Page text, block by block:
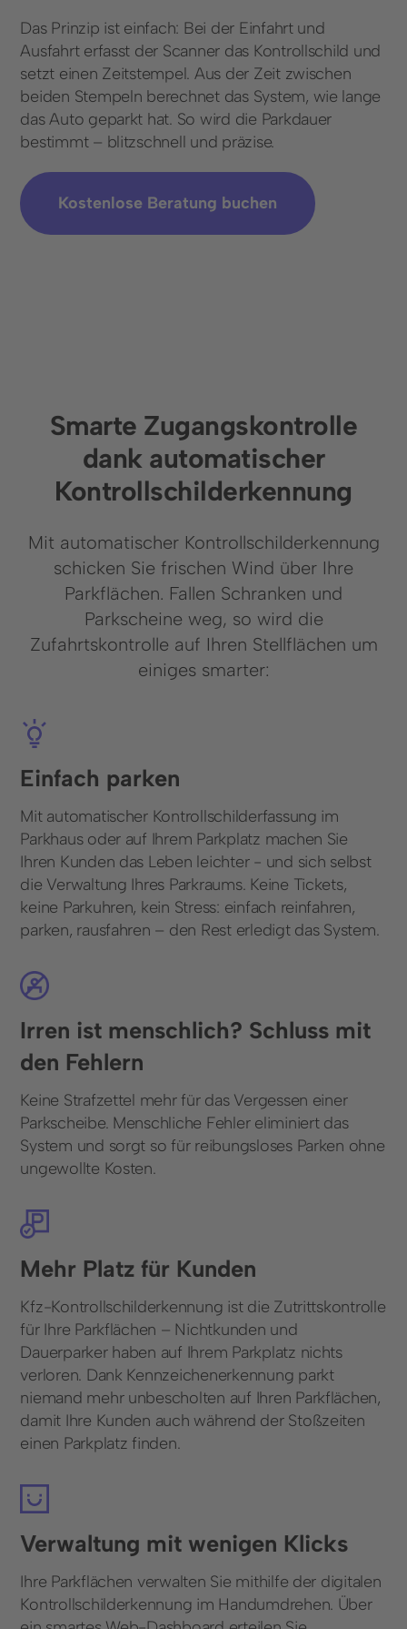
Das Prinzip ist einfach: Bei der Einfahrt und
Ausfahrt erfasst der Scanner das Kontrollschild und
setzt einen Zeitstempel. Aus der Zeit zwischen
beiden Stempeln berechnet das System, wie lange
das Auto geparkt hat. So wird die Parkdauer
bestimmt – blitzschnell und präzise.
Kostenlose Beratung buchen
Smarte Zugangskontrolle
dank automatischer
Kontrollschilderkennung
Mit automatischer Kontrollschilderkennung
schicken Sie frischen Wind über Ihre
Parkflächen. Fallen Schranken und
Parkscheine weg, so wird die
Zufahrtskontrolle auf Ihren Stellflächen um
einiges smarter:
Einfach parken
Mit automatischer Kontrollschilderfassung im
Parkhaus oder auf Ihrem Parkplatz machen Sie
Ihren Kunden das Leben leichter - und sich selbst
die Verwaltung Ihres Parkraums. Keine Tickets,
keine Parkuhren, kein Stress: einfach reinfahren,
parken, rausfahren – den Rest erledigt das System.
Irren ist menschlich? Schluss mit
den Fehlern
Keine Strafzettel mehr für das Vergessen einer
Parkscheibe. Menschliche Fehler eliminiert das
System und sorgt so für reibungsloses Parken ohne
ungewollte Kosten.
Mehr Platz für Kunden
Kfz-Kontrollschilderkennung ist die Zutrittskontrolle
für Ihre Parkflächen – Nichtkunden und
Dauerparker haben auf Ihrem Parkplatz nichts
verloren. Dank Kennzeichenerkennung parkt
niemand mehr unbescholten auf Ihren Parkflächen,
damit Ihre Kunden auch während der Stoßzeiten
einen Parkplatz finden.
Verwaltung mit wenigen Klicks
Ihre Parkflächen verwalten Sie mithilfe der digitalen
Kontrollschilderkennung im Handumdrehen. Über
Über uns
Karriere
Presse & Events
Social Media
LinkedIn
Instagram
+41 43 588 07 71
Ressourcen
© 2025 Wemolo GmbH